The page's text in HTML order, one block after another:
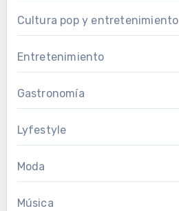
Cultura pop y entretenimiento
Entretenimiento
Gastronomía
Lyfestyle
Moda
Música